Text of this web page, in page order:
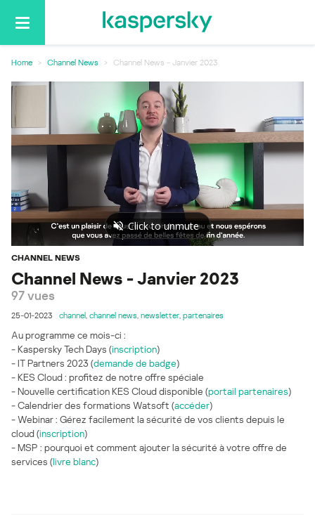
Basculer
Home Channel News Channel News - Janvier 2023
CHANNEL NEWS
Channel News - Janvier 2023
97 vues
25-01-2023 channel, channel news, newsletter, partenaires
Au programme ce mois-ci :
- Kaspersky Tech Days (inscription)
- IT Partners 2023 (demande de badge)
- KES Cloud : profitez de notre offre spéciale
- Nouvelle certification KES Cloud disponible (portail partenaires)
- Calendrier des formations Watsoft (accéder)
- Webinar : Gérez facilement la sécurité de vos clients depuis le
cloud (inscription)
- MSP : pourquoi et comment ajouter la sécurité à votre offre de
services (livre blanc)